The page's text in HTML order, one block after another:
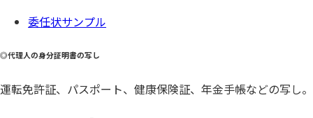
委任状サンプル
◎代理人の身分証明書の写し
運転免許証、パスポート、健康保険証、年金手帳などの写し。